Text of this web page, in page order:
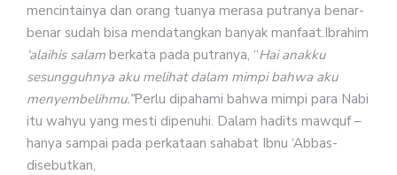
mencintainya dan orang tuanya merasa putranya benar-
benar sudah bisa mendatangkan banyak manfaat.Ibrahim
‘alaihis salam berkata pada putranya, “Hai anakku
sesungguhnya aku melihat dalam mimpi bahwa aku
menyembelihmu.”Perlu dipahami bahwa mimpi para Nabi
itu wahyu yang mesti dipenuhi. Dalam hadits mawquf –
hanya sampai pada perkataan sahabat Ibnu ‘Abbas-
disebutkan,